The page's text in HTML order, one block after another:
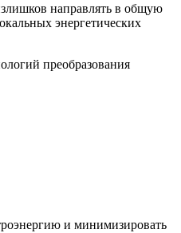
направлять в общую
энергетических
преобразования
и минимизировать